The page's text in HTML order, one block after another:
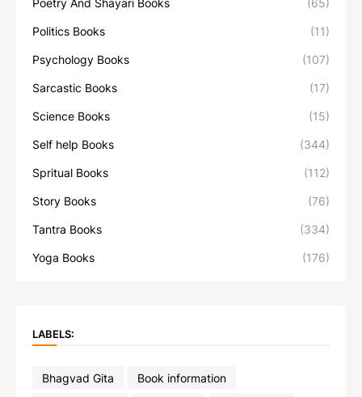
Poetry And Shayari Books (65)
Politics Books (11)
Psychology Books (107)
Sarcastic Books (17)
Science Books (15)
Self help Books (344)
Spritual Books (112)
Story Books (76)
Tantra Books (334)
Yoga Books (176)
LABELS:
Bhagvad Gita
Book information